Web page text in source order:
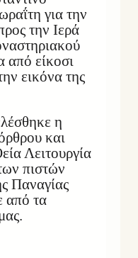
για την
την Ιερά
από είκοσι
εικόνα της
η
και
Λειτουργία
πιστών
Παναγίας
από τα